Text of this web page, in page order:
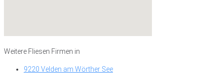
Weitere Fliesen Firmen in
9220 Velden am Wörther See